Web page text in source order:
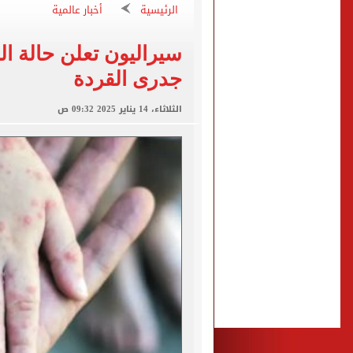
نتنياهو: إسرائيل ترفض وثيقة النقاط
برشلونة يضع خطة شاملة
عدد المشتغلين فى مصر يرتفع إلى 274 ألف مشتغل خلال
متى يتزوج رونالدو
الرئيسية أخبار عالمية
سيراليون تعلن حالة
جدرى القردة
الثلاثاء، 14 يناير 2025 09:32 ص